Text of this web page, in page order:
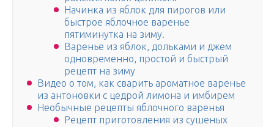
Начинка из яблок для пирогов или
быстрое яблочное варенье
пятиминутка на зиму.
Варенье из яблок, дольками и джем
одновременно, простой и быстрый
рецепт на зиму
Видео о том, как сварить ароматное варенье
из антоновки с цедрой лимона и имбирем
Необычные рецепты яблочного варенья
Рецепт приготовления из сушеных